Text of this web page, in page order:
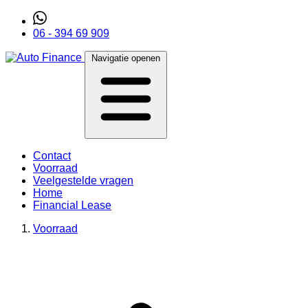
06 - 394 69 909
Navigatie openen
Contact
Voorraad
Veelgestelde vragen
Home
Financial Lease
Voorraad